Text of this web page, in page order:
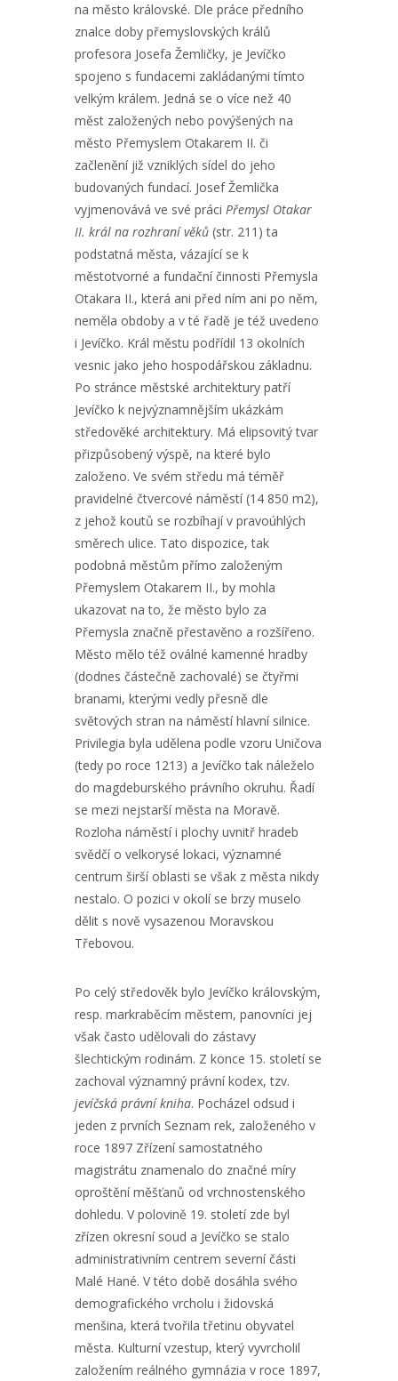
na město královské. Dle práce předního
znalce doby přemyslovských králů
profesora Josefa Žemličky, je Jevíčko
spojeno s fundacemi zakládanými tímto
velkým králem. Jedná se o více než 40
měst založených nebo povýšených na
město Přemyslem Otakarem II. či
začlenění již vzniklých sídel do jeho
budovaných fundací. Josef Žemlička
vyjmenovává ve své práci Přemysl Otakar
II. král na rozhraní věků (str. 211) ta
podstatná města, vázající se k
městotvorné a fundační činnosti Přemysla
Otakara II., která ani před ním ani po něm,
neměla obdoby a v té řadě je též uvedeno
i Jevíčko. Král městu podřídil 13 okolních
vesnic jako jeho hospodářskou základnu.
Po stránce městské architektury patří
Jevíčko k nejvýznamnějším ukázkám
středověké architektury. Má elipsovitý tvar
přizpůsobený výspě, na které bylo
založeno. Ve svém středu má téměř
pravidelné čtvercové náměstí (14 850 m2),
z jehož koutů se rozbíhají v pravoúhlých
směrech ulice. Tato dispozice, tak
podobná městům přímo založeným
Přemyslem Otakarem II., by mohla
ukazovat na to, že město bylo za
Přemysla značně přestavěno a rozšířeno.
Město mělo též oválné kamenné hradby
(dodnes částečně zachovalé) se čtyřmi
branami, kterými vedly přesně dle
světových stran na náměstí hlavní silnice.
Privilegia byla udělena podle vzoru Uničova
(tedy po roce 1213) a Jevíčko tak náleželo
do magdeburského právního okruhu. Řadí
se mezi nejstarší města na Moravě.
Rozloha náměstí i plochy uvnitř hradeb
svědčí o velkorysé lokaci, významné
centrum širší oblasti se však z města nikdy
nestalo. O pozici v okolí se brzy muselo
dělit s nově vysazenou Moravskou
Třebovou.
Po celý středověk bylo Jevíčko královským,
resp. markraběcím městem, panovníci jej
však často udělovali do zástavy
šlechtickým rodinám. Z konce 15. století se
zachoval významný právní kodex, tzv.
jevíčská právní kniha. Pocházel odsud i
jeden z prvních Seznam rek, založeného v
roce 1897 Zřízení samostatného
magistrátu znamenalo do značné míry
oproštění měšťanů od vrchnostenského
dohledu. V polovině 19. století zde byl
zřízen okresní soud a Jevíčko se stalo
administrativním centrem severní části
Malé Hané. V této době dosáhla svého
demografického vrcholu i židovská
menšina, která tvořila třetinu obyvatel
města. Kulturní vzestup, který vyvrcholil
založením reálného gymnázia v roce 1897,